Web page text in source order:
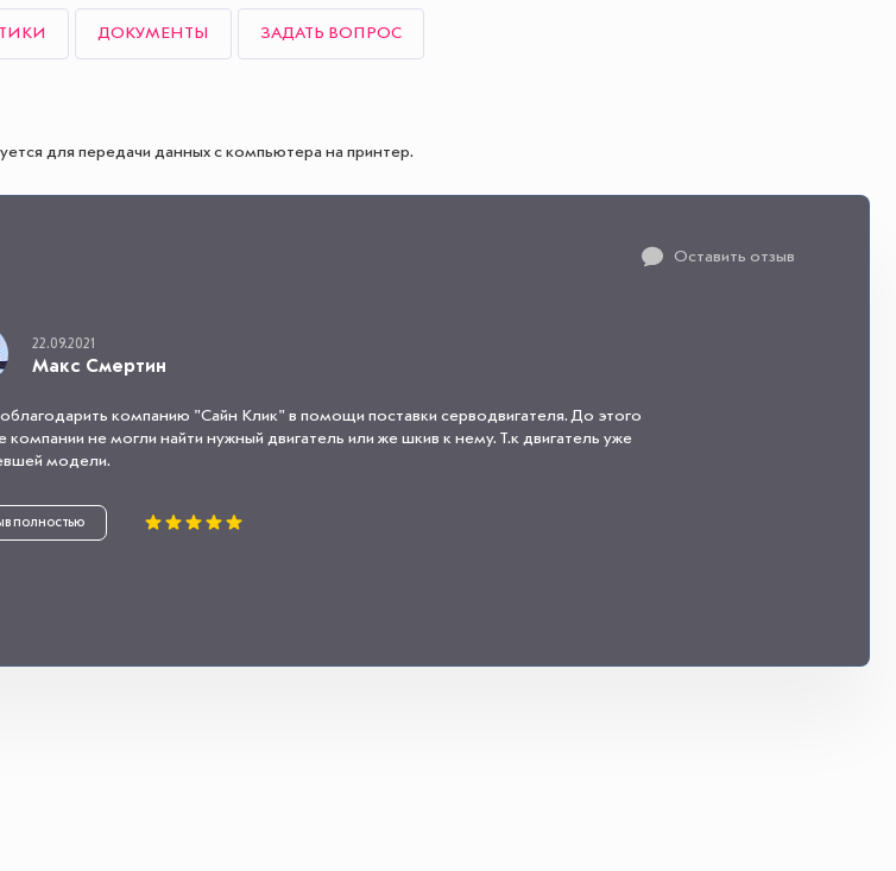
ДОКУМЕНТЫ ЗАДАТЬ ВОПРОС
для передачи данных с компьютера на принтер.
Оставить отзыв
22.09.2021
Макс Смертин
компанию "Сайн Клик" в помощи поставки серводвигателя. До этого
компании не могли найти нужный двигатель или же шкив к нему. Т.к двигатель уже
модели.
полностью